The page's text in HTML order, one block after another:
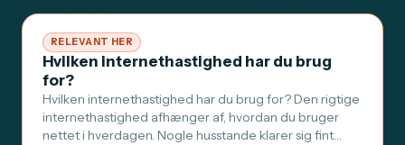
RELEVANT HER
Hvilken internethastighed har du brug
for?
Hvilken internethastighed har du brug for? Den rigtige
internethastighed afhænger af, hvordan du bruger
nettet i hverdagen. Nogle husstande klarer sig fint…